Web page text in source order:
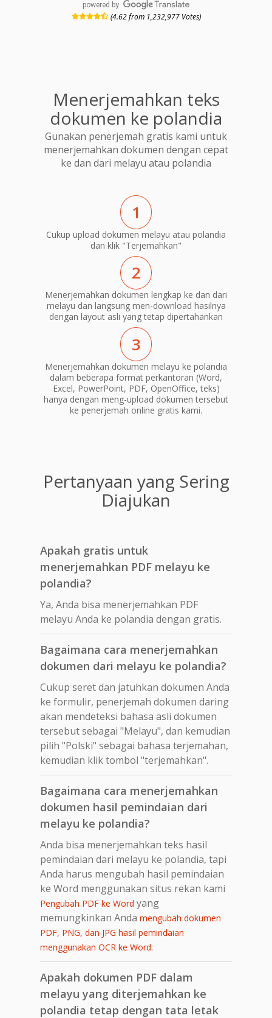
powered by
(4.62 from 1,232,977 Votes)
Menerjemahkan teks
dokumen ke polandia
Gunakan penerjemah gratis kami untuk
menerjemahkan dokumen dengan cepat
ke dan dari melayu atau polandia
1
Cukup upload dokumen melayu atau polandia
dan klik "Terjemahkan"
2
Menerjemahkan dokumen lengkap ke dan dari
melayu dan langsung men-download hasilnya
dengan layout asli yang tetap dipertahankan
3
Menerjemahkan dokumen melayu ke polandia
dalam beberapa format perkantoran (Word,
Excel, PowerPoint, PDF, OpenOffice, teks)
hanya dengan meng-upload dokumen tersebut
ke penerjemah online gratis kami.
Pertanyaan yang Sering
Diajukan
Apakah gratis untuk
menerjemahkan PDF melayu ke
polandia?
Ya, Anda bisa menerjemahkan PDF
melayu Anda ke polandia dengan gratis.
Bagaimana cara menerjemahkan
dokumen dari melayu ke polandia?
Cukup seret dan jatuhkan dokumen Anda
ke formulir, penerjemah dokumen daring
akan mendeteksi bahasa asli dokumen
tersebut sebagai "Melayu", dan kemudian
pilih "Polski" sebagai bahasa terjemahan,
kemudian klik tombol "terjemahkan".
Bagaimana cara menerjemahkan
dokumen hasil pemindaian dari
melayu ke polandia?
Anda bisa menerjemahkan teks hasil
pemindaian dari melayu ke polandia, tapi
Anda harus mengubah hasil pemindaian
ke Word menggunakan situs rekan kami
Pengubah PDF ke Word yang
memungkinkan Anda mengubah dokumen
PDF, PNG, dan JPG hasil pemindaian
menggunakan OCR ke Word.
Apakah dokumen PDF dalam
melayu yang diterjemahkan ke
polandia tetap dengan tata letak